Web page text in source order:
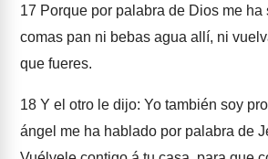
17 Porque por palabra de Dios me ha
comas pan ni bebas agua allí, ni
que fueres.
18 Y el otro le dijo: Yo también soy
ángel me ha hablado por palabra de